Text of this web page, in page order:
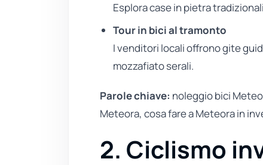
Esplora case in pietra
Tour in bici al tramonto
I venditori locali offrono gite
mozzafiato serali.
Parole chiave: noleggio bici
Meteora, cosa fare a Meteora in
2. Ciclismo